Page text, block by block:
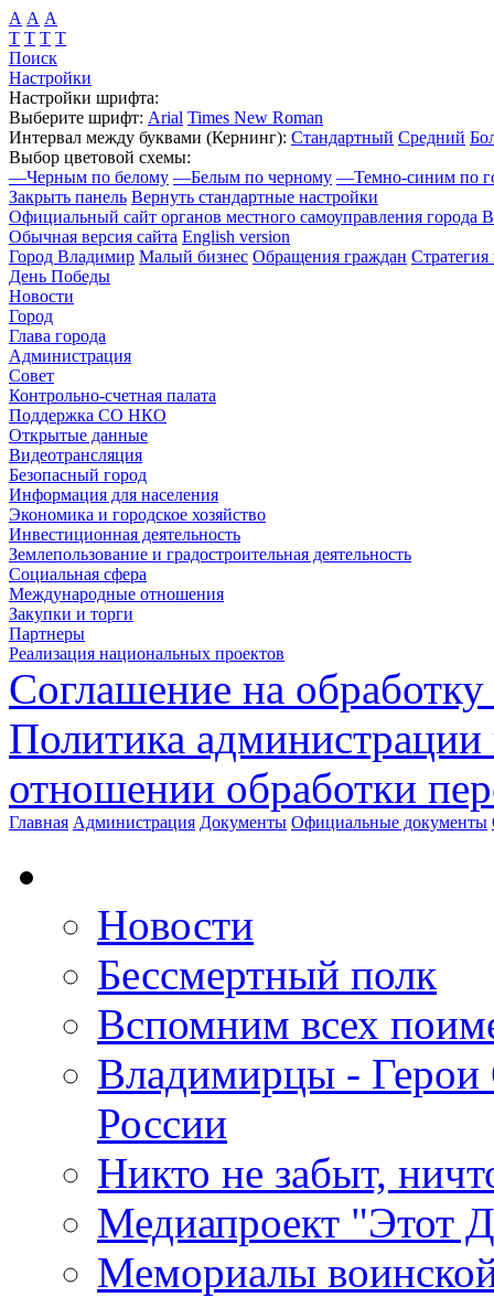
А А А
Т Т Т Т
Поиск
Настройки
Настройки шрифта:
Выберите шрифт: Arial Times New Roman
Интервал между буквами (Кернинг): Стандартный Средний
Выбор цветовой схемы:
—Черным по белому —Белым по черному —Темно-синим по
Закрыть панель Вернуть стандартные настройки
Официальный сайт органов местного самоуправления города
Обычная версия сайта English version
Город Владимир Малый бизнес Обращения граждан Стратегия
День Победы
Новости
Город
Глава города
Администрация
Совет
Контрольно-счетная палата
Поддержка СО НКО
Открытые данные
Видеотрансляция
Безопасный город
Информация для населения
Экономика и городское хозяйство
Инвестиционная деятельность
Землепользование и градостроительная деятельность
Социальная сфера
Международные отношения
Закупки и торги
Партнеры
Реализация национальных проектов
Соглашение на
Политика
отношении обработки
Главная Администрация Документы Официальные документы
Новости
Бессмертный полк
Вспомним всех
Владимирцы - Герои
России
Никто не забыт,
Медиапроект "Этот
Мемориалы